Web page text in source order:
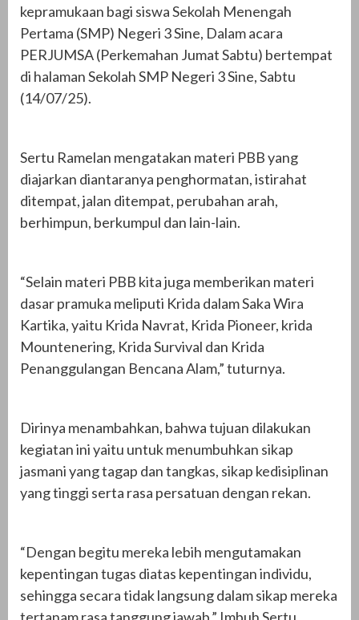
kepramukaan bagi siswa Sekolah Menengah
Pertama (SMP) Negeri 3 Sine, Dalam acara
PERJUMSA (Perkemahan Jumat Sabtu) bertempat
di halaman Sekolah SMP Negeri 3 Sine, Sabtu
(14/07/25).
Sertu Ramelan mengatakan materi PBB yang
diajarkan diantaranya penghormatan, istirahat
ditempat, jalan ditempat, perubahan arah,
berhimpun, berkumpul dan lain-lain.
“Selain materi PBB kita juga memberikan materi
dasar pramuka meliputi Krida dalam Saka Wira
Kartika, yaitu Krida Navrat, Krida Pioneer, krida
Mountenering, Krida Survival dan Krida
Penanggulangan Bencana Alam,” tuturnya.
Dirinya menambahkan, bahwa tujuan dilakukan
kegiatan ini yaitu untuk menumbuhkan sikap
jasmani yang tagap dan tangkas, sikap kedisiplinan
yang tinggi serta rasa persatuan dengan rekan.
“Dengan begitu mereka lebih mengutamakan
kepentingan tugas diatas kepentingan individu,
sehingga secara tidak langsung dalam sikap mereka